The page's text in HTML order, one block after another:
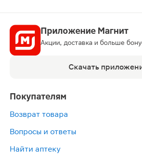
Приложение Магнит
Акции, доставка и больше
Скачать
Покупателям
Возврат товара
Вопросы и ответы
Найти аптеку